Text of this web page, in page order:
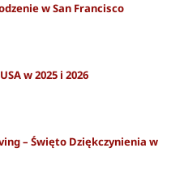
w San Francisco
w 2025 i 2026
– Święto Dziękczynienia w